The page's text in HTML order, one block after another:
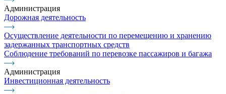
Администрация
Дорожная деятельность
Осуществление деятельности по перемещению и хранению
задержанных транспортных средств
Соблюдение требований по перевозке пассажиров и багажа
Администрация
Инвестиционная деятельность